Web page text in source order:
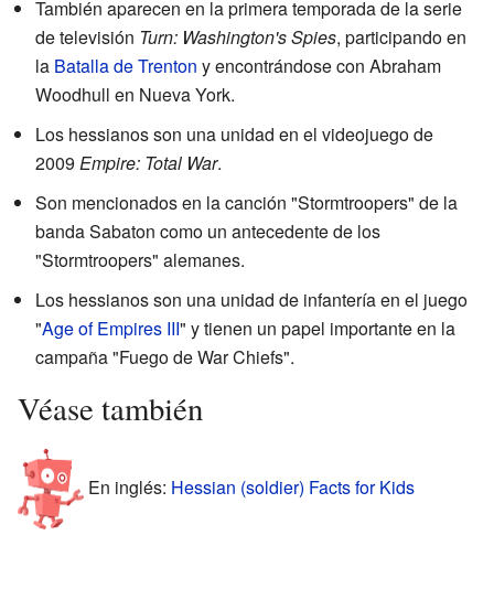
También aparecen en la primera temporada de la serie
de televisión Turn: Washington's Spies, participando en
la Batalla de Trenton y encontrándose con Abraham
Woodhull en Nueva York.
Los hessianos son una unidad en el videojuego de
2009 Empire: Total War.
Son mencionados en la canción "Stormtroopers" de la
banda Sabaton como un antecedente de los
"Stormtroopers" alemanes.
Los hessianos son una unidad de infantería en el juego
"Age of Empires III" y tienen un papel importante en la
campaña "Fuego de War Chiefs".
Véase también
En inglés: Hessian (soldier) Facts for Kids